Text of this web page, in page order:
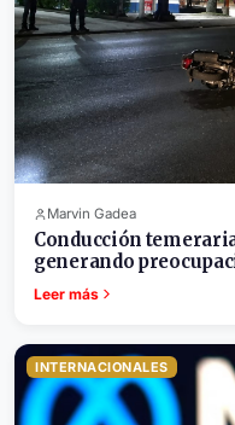
Marvin Gadea
Conducción
generando
Leer más
INTERNACIONALES